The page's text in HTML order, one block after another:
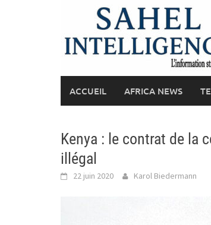
ACCUEIL AFRICA NEWS
Kenya : le contrat de la
illégal
22 juin 2020 Karol Biedermann